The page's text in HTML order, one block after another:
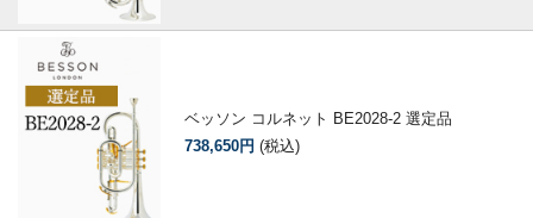
ベッソン コルネット BE2028-2 選定品
738,650円 (税込)